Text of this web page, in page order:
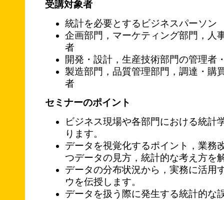
受講対象者
統計を必要とするビジネスパーソン
企画部門，マーケティング部門，人
者
開発・設計，生産技術部門の管理者
製造部門，品質管理部門，調達・購
者
セミナーのポイント
ビジネス現場や各部門における統計
ります。
データを視覚化するポイント，業務
つデータの見方，統計的な考え方を
データの分布状況から，実務に活用
ウを伝授します。
データを扱う際に発生する統計的な